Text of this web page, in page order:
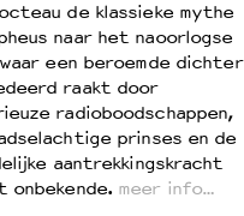
de klassieke mythe
naar het naoorlogse
een beroemde dichter
raakt door
radioboodschappen,
prinses en de
aantrekkingskracht
onbekende. meer info…